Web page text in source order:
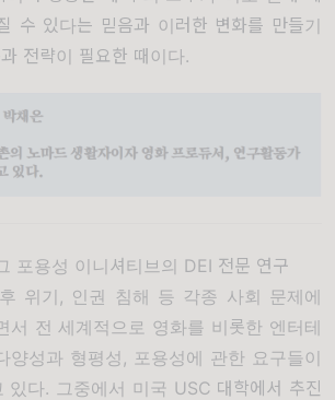
수 있다는 믿음과 이러한 변화를 만들기
전략이 필요한 때이다.
포용성 이니셔티브의 DEI 전문 연구
위기, 인권 침해 등 각종 사회 문제에
서 전 세계적으로 영화를 비롯한 엔터테
양성과 형평성, 포용성에 관한 요구들이
있다. 그중에서 미국 USC 대학에서 추진